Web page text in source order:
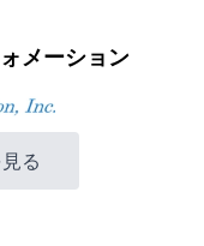
メーション
る